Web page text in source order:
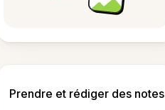
Prendre et rédiger des notes